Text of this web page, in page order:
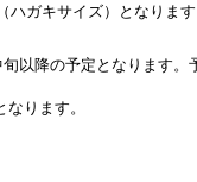
ハガキサイズ）となります
以降の予定となります。
ります。